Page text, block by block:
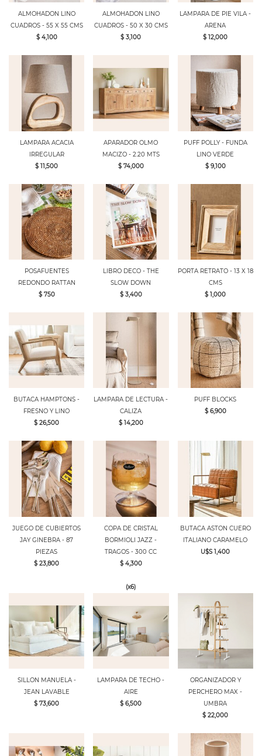
ALMOHADON LINO
CUADROS - 55 X 55 CMS
$ 4,100
ALMOHADON LINO
CUADROS - 50 X 30 CMS
$ 3,100
LAMPARA DE PIE VILA -
ARENA
$ 12,000
LAMPARA ACACIA
IRREGULAR
$ 11,500
APARADOR OLMO
MACIZO - 2.20 MTS
$ 74,000
PUFF POLLY - FUNDA
LINO VERDE
$ 9,100
POSAFUENTES
REDONDO RATTAN
$ 750
LIBRO DECO - THE
SLOW DOWN
$ 3,400
PORTA RETRATO - 13 X 18
CMS
$ 1,000
BUTACA HAMPTONS -
FRESNO Y LINO
$ 26,500
LAMPARA DE LECTURA -
CALIZA
$ 14,200
PUFF BLOCKS
$ 6,900
JUEGO DE CUBIERTOS
JAY GINEBRA - 87
PIEZAS
$ 23,800
COPA DE CRISTAL
BORMIOLI JAZZ -
TRAGOS - 300 CC
$ 4,300
(x6)
BUTACA ASTON CUERO
ITALIANO CARAMELO
U$S 1,400
SILLON MANUELA -
JEAN LAVABLE
$ 73,600
LAMPARA DE TECHO -
AIRE
$ 6,500
ORGANIZADOR Y
PERCHERO MAX -
UMBRA
$ 22,000